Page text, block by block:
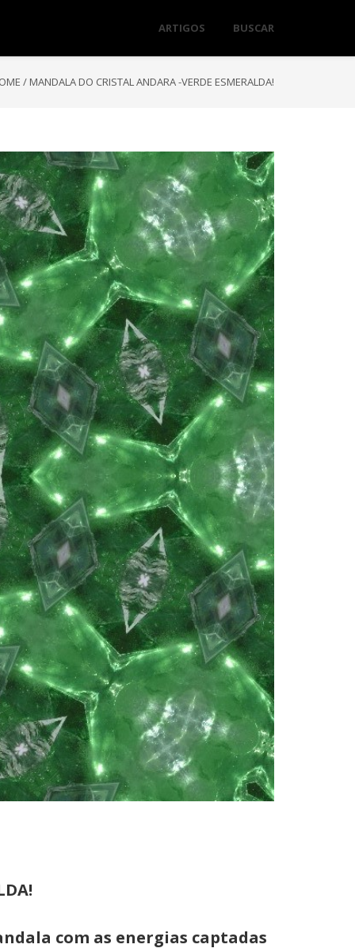
ARTIGOS BUSCAR
/ MANDALA DO CRISTAL ANDARA -VERDE ESMERALDA!
com as energias captadas